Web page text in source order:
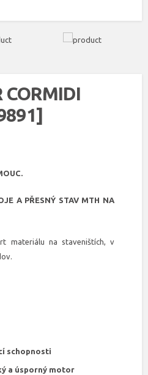
CORMIDI
A PŘESNÝ STAV MTH NA
materiálu na staveništích, v
schopnosti
a úsporný motor